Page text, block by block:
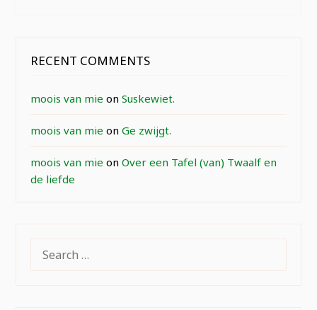
RECENT COMMENTS
moois van mie onSuskewiet.
moois van mie onGe zwijgt.
moois van mie onOver een Tafel (van) Twaalf en
de liefde
FOR: